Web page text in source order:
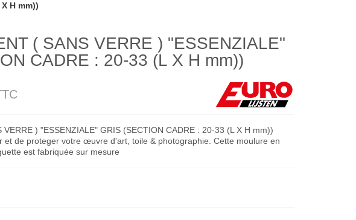
H mm))
( SANS VERRE ) "ESSENZIALE"
CADRE : 20-33 (L X H mm))
VERRE ) "ESSENZIALE" GRIS (SECTION CADRE : 20-33 (L X H mm))
et de proteger votre œuvre d'art, toile & photographie. Cette moulure en
est fabriquée sur mesure